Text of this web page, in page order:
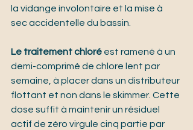
la vidange involontaire et la mise à
sec accidentelle du bassin.
Le traitement chloré est ramené à un
demi-comprimé de chlore lent par
semaine, à placer dans un distributeur
flottant et non dans le skimmer. Cette
dose suffit à maintenir un résiduel
actif de zéro virgule cinq partie par